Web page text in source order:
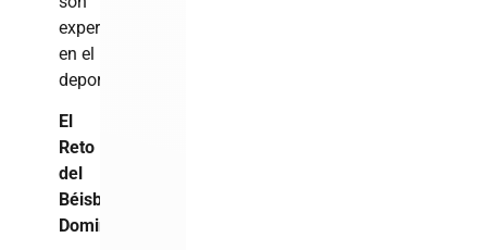
expertos
en el
deporte.
El
Reto
del
Béisbol
Dominicano